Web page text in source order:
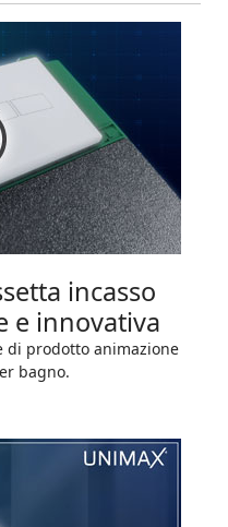
incasso
e innovativa
di prodotto animazione
bagno.